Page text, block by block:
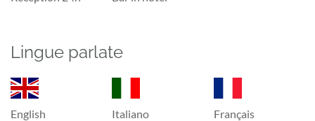
Lingue parlate
English Italiano Français